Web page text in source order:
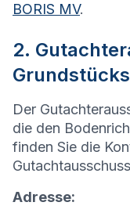
BORIS MV.
2.
Der
die den
finden Sie die
Adresse: